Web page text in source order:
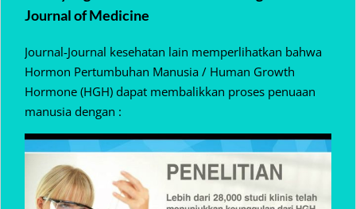
Journal of Medicine
Journal-Journal kesehatan lain memperlihatkan bahwa
Hormon Pertumbuhan Manusia / Human Growth
Hormone (HGH) dapat membalikkan proses penuaan
manusia dengan :